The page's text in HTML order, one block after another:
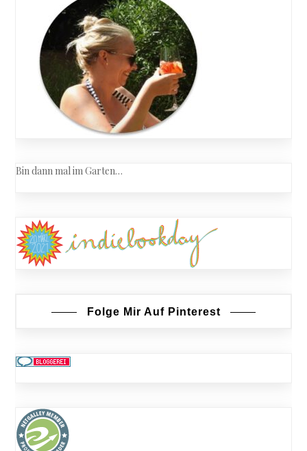
Bin dann mal im Garten…
Folge Mir Auf Pinterest